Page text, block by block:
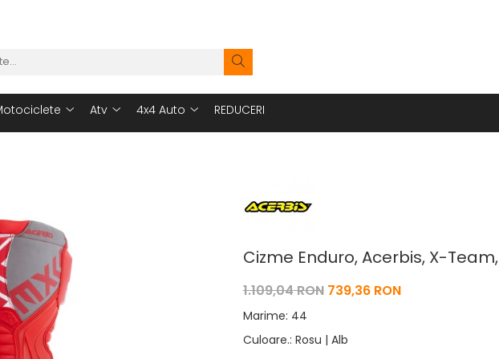
Atv 4x4 Auto REDUCERI
Cizme Enduro, Acerbis, X-Team,
1.109,04 RON 739,36 RON
Marime: 44
Culoare.: Rosu | Alb